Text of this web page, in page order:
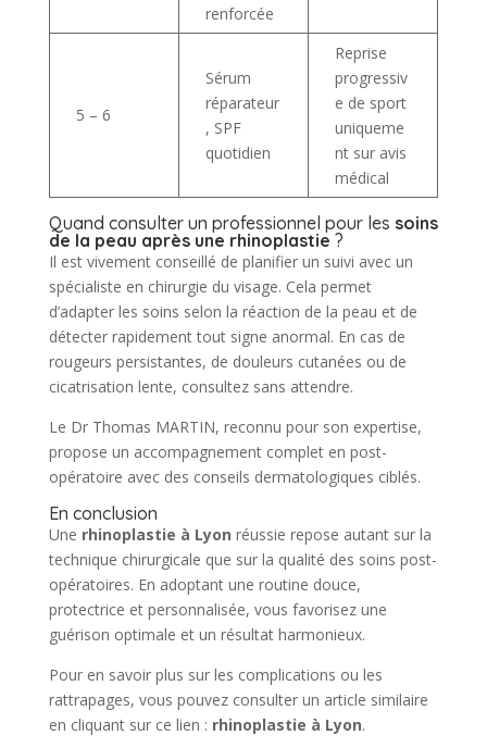
renforcée
5 – 6
Sérum
réparateur
, SPF
quotidien
Reprise
progressiv
e de sport
uniqueme
nt sur avis
médical
Quand consulter un professionnel pour les soins
de la peau après une rhinoplastie ?
Il est vivement conseillé de planifier un suivi avec un
spécialiste en chirurgie du visage. Cela permet
d’adapter les soins selon la réaction de la peau et de
détecter rapidement tout signe anormal. En cas de
rougeurs persistantes, de douleurs cutanées ou de
cicatrisation lente, consultez sans attendre.
Le Dr Thomas MARTIN, reconnu pour son expertise,
propose un accompagnement complet en post-
opératoire avec des conseils dermatologiques ciblés.
En conclusion
Une rhinoplastie à Lyon réussie repose autant sur la
technique chirurgicale que sur la qualité des soins post-
opératoires. En adoptant une routine douce,
protectrice et personnalisée, vous favorisez une
guérison optimale et un résultat harmonieux.
Pour en savoir plus sur les complications ou les
rattrapages, vous pouvez consulter un article similaire
en cliquant sur ce lien : rhinoplastie à Lyon.